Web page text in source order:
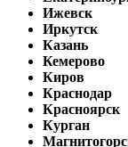
Ижевск
Иркутск
Казань
Кемерово
Киров
Краснодар
Красноярск
Курган